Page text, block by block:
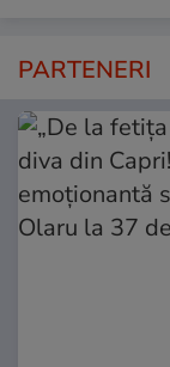
PARTENERI